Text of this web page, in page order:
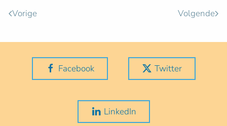
Vorige Volgende
Facebook Twitter
LinkedIn